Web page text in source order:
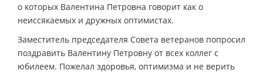
о которых Валентина Петровна говорит как о
неиссякаемых и дружных оптимистах.
Заместитель председателя Совета ветеранов попросил
поздравить Валентину Петровну от всех коллег с
юбилеем. Пожелал здоровья, оптимизма и не верить